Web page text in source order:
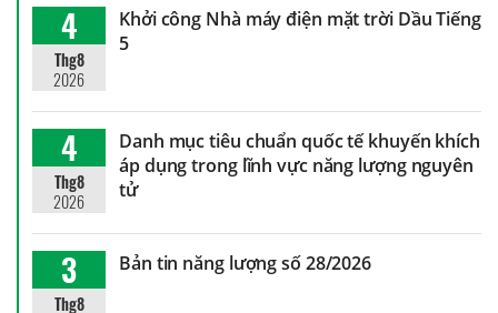
4
Thg8
2026
Khởi công Nhà máy điện mặt trời Dầu Tiếng
5
4
Thg8
2026
Danh mục tiêu chuẩn quốc tế khuyến khích
áp dụng trong lĩnh vực năng lượng nguyên
tử
3
Thg8
Bản tin năng lượng số 28/2026